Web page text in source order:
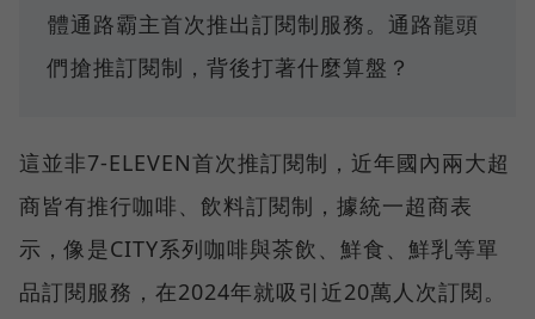
體通路霸主首次推出訂閱制服務。通路龍頭
們搶推訂閱制，背後打著什麼算盤？
這並非7-ELEVEN首次推訂閱制，近年國內兩大超
商皆有推行咖啡、飲料訂閱制，據統一超商表
示，像是CITY系列咖啡與茶飲、鮮食、鮮乳等單
品訂閱服務，在2024年就吸引近20萬人次訂閱。